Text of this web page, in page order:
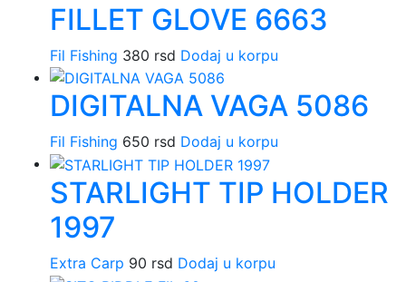
FILLET GLOVE 6663
Fil Fishing 380 rsd Dodaj u korpu
DIGITALNA VAGA 5086
Fil Fishing 650 rsd Dodaj u korpu
STARLIGHT TIP HOLDER
1997
Extra Carp 90 rsd Dodaj u korpu